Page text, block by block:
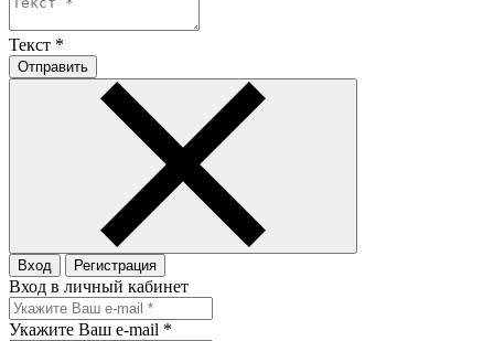
Текст *
Отправить
Вход Регистрация
Вход в личный кабинет
Укажите Ваш e-mail *